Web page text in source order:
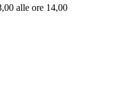
alle ore 14,00